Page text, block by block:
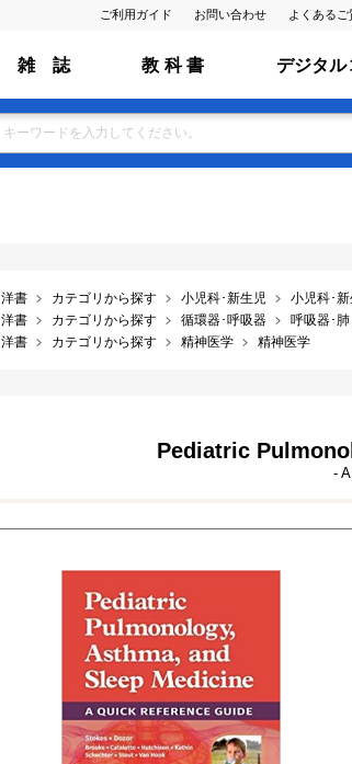
ご利用ガイド お問い合わせ よくあるご
雑 誌 教 科 書 デジタル
洋書 カテゴリから探す 小児科･新生児
小児科･新
洋書 カテゴリから探す 循環器･呼吸器
呼吸器･
洋書 カテゴリから探す 精神医学 精神医学
Pediatric
-